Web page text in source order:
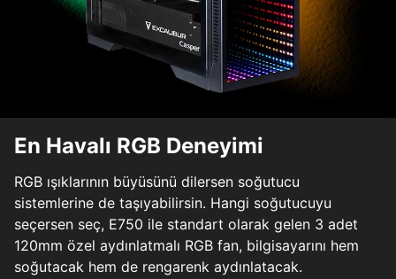
En Havalı RGB Deneyimi
RGB ışıklarının büyüsünü dilersen soğutucu
sistemlerine de taşıyabilirsin. Hangi soğutucuyu
seçersen seç, E750 ile standart olarak gelen 3 adet
120mm özel aydınlatmalı RGB fan, bilgisayarını hem
soğutacak hem de rengarenk aydınlatacak.